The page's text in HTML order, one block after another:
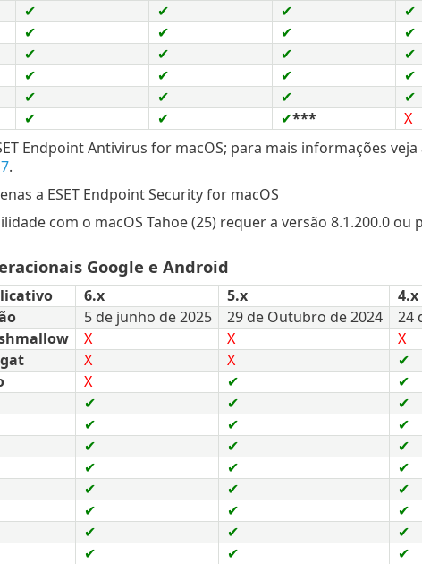
✔ ✔ ✔ ✔
✔ ✔ ✔ ✔
✔ ✔ ✔ ✔
✔ ✔ ✔ ✔
✔ ✔ ✔ ✔
✔ ✔ ✔*** X
Endpoint Antivirus for macOS; para mais informações veja
.
a ESET Endpoint Security for macOS
com o macOS Tahoe (25) requer a versão 8.1.200.0 ou
Google e Android
6.x 5.x
4.x
5 de junho de 2025 29 de Outubro de 2024
24
X X
X
X X
✔
X ✔
✔
✔ ✔
✔
✔ ✔
✔
✔ ✔
✔
✔ ✔
✔
✔ ✔
✔
✔ ✔
✔
✔ ✔
✔
✔ ✔ ✔